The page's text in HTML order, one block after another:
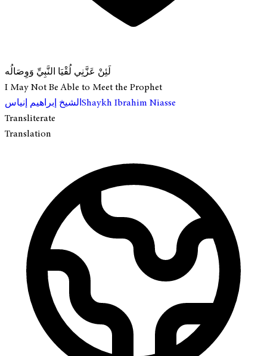
لَئِنْ عَزَّنِي لُقْيَا النَّبِيِّ وَوِصَالُه
I May Not Be Able to Meet the Prophet
الشيخ إبراهيم إنياسShaykh Ibrahim Niasse
Transliterate
Translation